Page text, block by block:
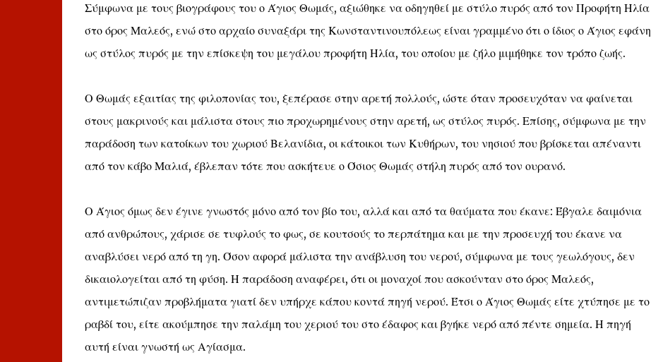
Σύμφωνα με τους βιογράφους του ο Άγιος Θωμάς, αξιώθηκε να οδηγηθεί με στύλο πυρός από τον Προφήτη Ηλία
στο όρος Μαλεός, ενώ στο αρχαίο συναξάρι της Κωνσταντινουπόλεως είναι γραμμένο ότι ο ίδιος ο Άγιος εφάνη
ως στύλος πυρός με την επίσκεψη του μεγάλου προφήτη Ηλία, του οποίου με ζήλο μιμήθηκε τον τρόπο ζωής.
Ο Θωμάς εξαιτίας της φιλοπονίας του, ξεπέρασε στην αρετή πολλούς, ώστε όταν προσευχόταν να φαίνεται
στους μακρινούς και μάλιστα στους πιο προχωρημένους στην αρετή, ως στύλος πυρός. Επίσης, σύμφωνα με την
παράδοση των κατοίκων του χωριού Βελανίδια, οι κάτοικοι των Κυθήρων, του νησιού που βρίσκεται απέναντι
από τον κάβο Μαλιά, έβλεπαν τότε που ασκήτευε ο Όσιος Θωμάς στήλη πυρός από τον ουρανό.
Ο Άγιος όμως δεν έγινε γνωστός μόνο από τον βίο του, αλλά και από τα θαύματα που έκανε: Έβγαλε δαιμόνια
από ανθρώπους, χάρισε σε τυφλούς το φως, σε κουτσούς το περπάτημα και με την προσευχή του έκανε να
αναβλύσει νερό από τη γη. Όσον αφορά μάλιστα την ανάβλυση του νερού, σύμφωνα με τους γεωλόγους, δεν
δικαιολογείται από τη φύση. Η παράδοση αναφέρει, ότι οι μοναχοί που ασκούνταν στο όρος Μαλεός,
αντιμετώπιζαν προβλήματα γιατί δεν υπήρχε κάπου κοντά πηγή νερού. Έτσι ο Άγιος Θωμάς είτε χτύπησε με το
ραβδί του, είτε ακούμπησε την παλάμη του χεριού του στο έδαφος και βγήκε νερό από πέντε σημεία. Η πηγή
αυτή είναι γνωστή ως Αγίασμα.